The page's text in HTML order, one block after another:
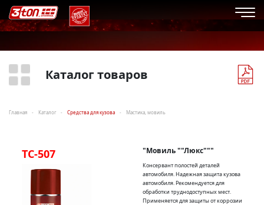
Каталог товаров
Главная Каталог Средства для кузова Мастика, мовиль
TC-507 TC-903
"Мовиль ""Люкс"""
Консервант полостей деталей
автомобиля. Надежная защита кузова
автомобиля. Рекомендуется для
обработки труднодоступных мест.
Применяется для защиты от коррозии